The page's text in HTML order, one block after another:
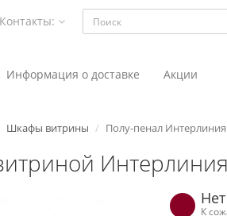
Контакты:
Информация о доставке Акции
Шкафы витрины Полу-пенал
К